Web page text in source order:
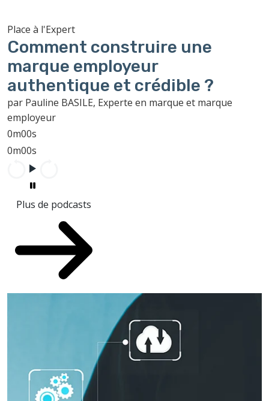
Place à l'Expert
Comment construire une
marque employeur
authentique et crédible ?
par Pauline BASILE, Experte en marque et marque
employeur
0m00s
0m00s
Plus de podcasts